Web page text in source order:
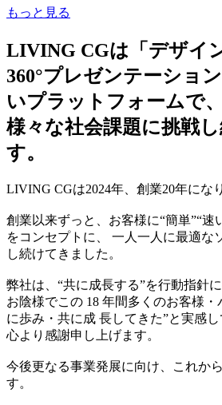
もっと見る
LIVING CGは「デザイ
360°プレゼンテーショ
いプラットフォームで
様々な社会課題に挑戦
す。
LIVING CGは2024年、創業20年にな
創業以来ずっと、お客様に“簡単”“
をコンセプトに、 一人一人に最適な
し続けてきました。
弊社は、“共に成長する”を行動指針
お陰様でこの 18 年間多くのお客様
に歩み・共に成 長してきた”と実感し
心より感謝申し上げます。
今後更なる事業発展に向け、これか
す。